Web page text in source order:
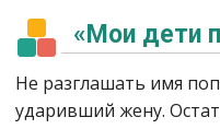
«Мои дети
Не разглашать имя
ударивший жену.